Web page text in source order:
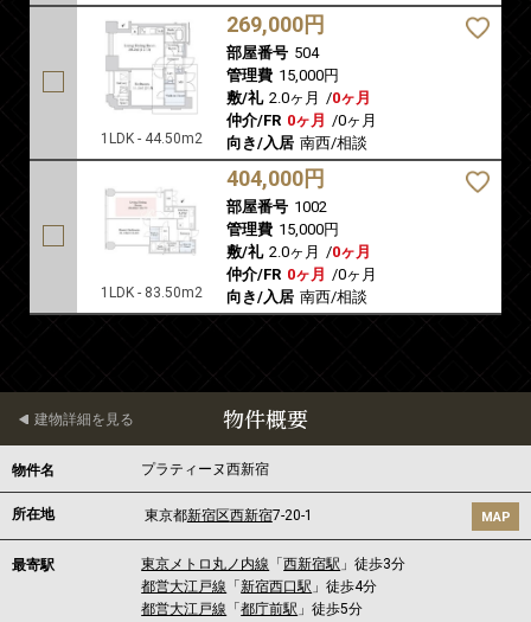
1LDK - 44.50m2
269,000円
部屋番号 504
管理費 15,000円
敷/礼 2.0ヶ月 /0ヶ月
仲介/FR 0ヶ月 /0ヶ月
向き/入居 南西/相談
1LDK - 83.50m2
404,000円
部屋番号 1002
管理費 15,000円
敷/礼 2.0ヶ月 /0ヶ月
仲介/FR 0ヶ月 /0ヶ月
向き/入居 南西/相談
物件概要
建物詳細を見る
物件名 プラティーヌ西新宿
所在地 東京都新宿区西新宿7-20-1 MAP
最寄駅 東京メトロ丸ノ内線 「西新宿駅 」徒歩3分
都営大江戸線 「新宿西口駅 」徒歩4分
都営大江戸線 「都庁前駅 」徒歩5分